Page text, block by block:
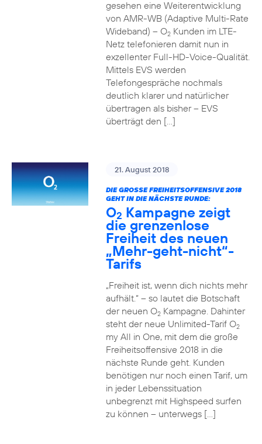
gesehen eine Weiterentwicklung
von AMR-WB (Adaptive Multi-Rate
Wideband) – O2Kunden im LTE-
Netz telefonieren damit nun in
exzellenter Full-HD-Voice-Qualität.
Mittels EVS werden
Telefongespräche nochmals
deutlich klarer und natürlicher
übertragen als bisher – EVS
überträgt den […]
21. August 2018
DIE GROSSE FREIHEITSOFFENSIVE 2018 G
EHT IN DIE NÄCHSTE RUNDE:
O2 Kampagne zeigt
die grenzenlose
Freiheit des neuen
„Mehr-geht-nicht“-
Tarifs
„Freiheit ist, wenn dich nichts mehr
aufhält.“ – so lautet die Botschaft
der neuen O2Kampagne. Dahinter
steht der neue Unlimited-Tarif O2
my All in One, mit dem die große
Freiheitsoffensive 2018 in die
nächste Runde geht. Kunden
benötigen nur noch einen Tarif, um
in jeder Lebenssituation
unbegrenzt mit Highspeed surfen
zu können – unterwegs […]